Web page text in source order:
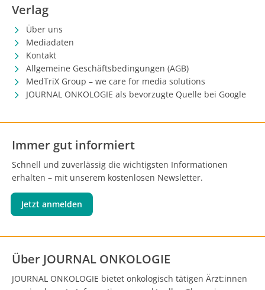
Verlag
Über uns
Mediadaten
Kontakt
Allgemeine Geschäftsbedingungen (AGB)
MedTriX Group – we care for media solutions
JOURNAL ONKOLOGIE als bevorzugte Quelle bei Google
Immer gut informiert
Schnell und zuverlässig die wichtigsten Informationen
erhalten – mit unserem kostenlosen Newsletter.
Jetzt anmelden
Über JOURNAL ONKOLOGIE
JOURNAL ONKOLOGIE bietet onkologisch tätigen Ärzt:innen